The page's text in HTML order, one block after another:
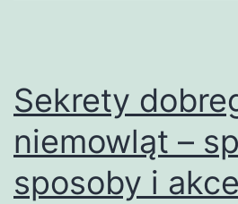
Sekrety
niemowląt –
sposoby i